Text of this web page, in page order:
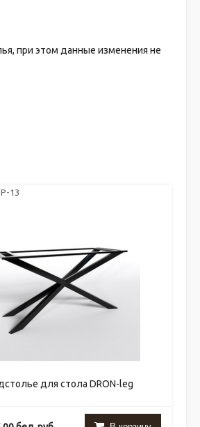
при этом данные изменения не
13
для стола DRON-leg